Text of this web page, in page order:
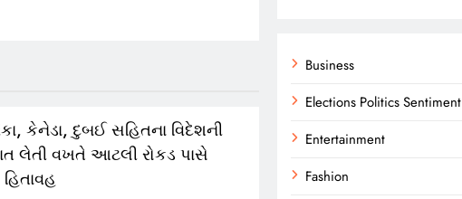
Business
Elections Politics Sentiment
Entertainment
Fashion
કેનેડા, દુબઈ સહિતના વિદેશની
લેતી વખતે આટલી રોકડ પાસે
હિતાવહ